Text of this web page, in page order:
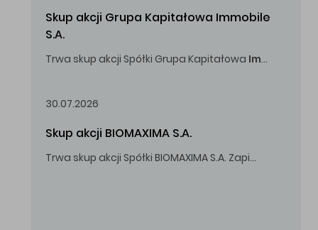
Skup akcji Grupa Kapitałowa Immobile
S.A.
Trwa skup akcji Spółki Grupa Kapitałowa Immobile
30.07.2026
Skup akcji BIOMAXIMA S.A.
Trwa skup akcji Spółki BIOMAXIMA S.A. Zapisy do 4 sierpnia 2026 r. do godz. 16.00.